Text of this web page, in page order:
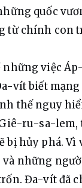
quốc
từ chính con
việc
vít biết mạng
thế nguy
ru-sa-lem,
bị hủy phá. Vì
và những
Đa-vít đã